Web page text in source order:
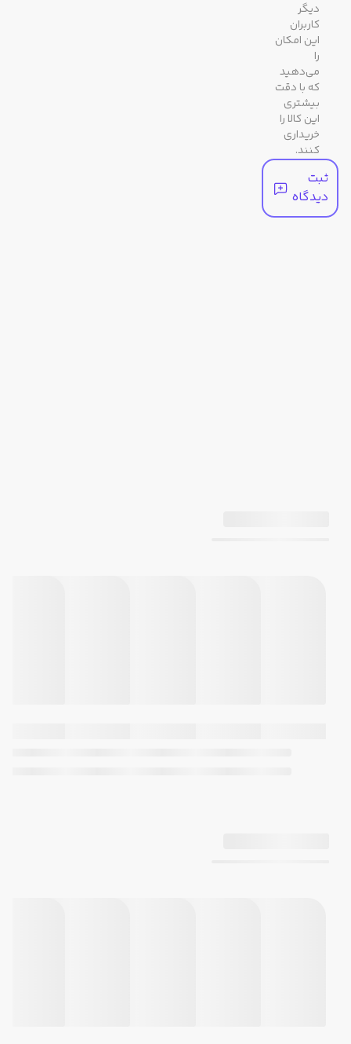
دیگر
کاربران
این امکان
را
می‌دهید
که با دقت
بیشتری
این کالا را
خریداری
کنند.
ثبت
دیدگاه